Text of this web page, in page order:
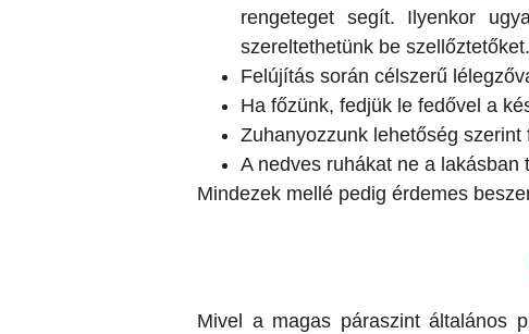
rengeteget segít. Ilyenkor
szereltethetünk be szellőztetőket.
Felújítás során célszerű
Ha főzünk, fedjük le fedővel a
Zuhanyozzunk lehetőség szerint
A nedves ruhákat ne a
Mindezek mellé pedig érdemes
Mivel a magas páraszint általános